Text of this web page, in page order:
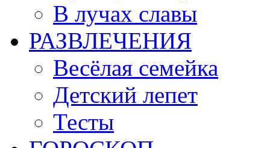
В лучах славы
РАЗВЛЕЧЕНИЯ
Весёлая семейка
Детский лепет
Тесты